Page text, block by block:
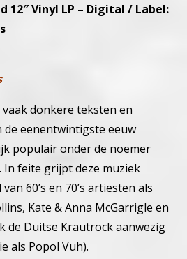
12″ Vinyl LP – Digital / Label:
donkere teksten en
eenentwintigste eeuw
populair onder de noemer
In feite grijpt deze muziek
60’s en 70’s artiesten als
Kate & Anna McGarrigle en
de Duitse Krautrock aanwezig
als Popol Vuh).